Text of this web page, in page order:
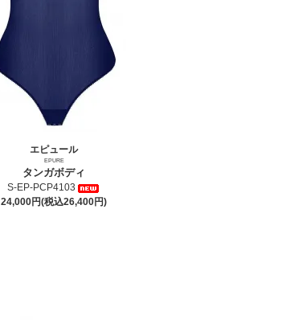
エピュール
EPURE
タンガボディ
S-EP-PCP4103
24,000円(税込26,400円)